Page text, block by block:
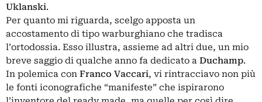
Uklanski.
Per quanto mi riguarda, scelgo apposta un
accostamento di tipo warburghiano che tradisca
l’ortodossia. Esso illustra, assieme ad altri due, un mio
breve saggio di qualche anno fa dedicato a Duchamp.
In polemica con Franco Vaccari, vi rintracciavo non più
le fonti iconografiche “manifeste” che ispirarono